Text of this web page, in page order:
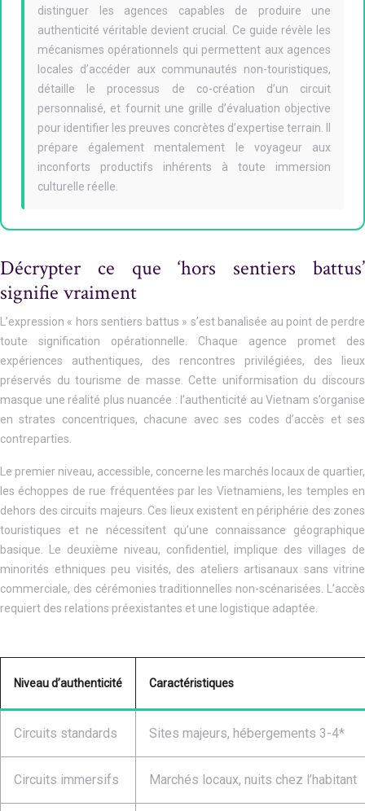
distinguer les agences capables de produire une
authenticité véritable devient crucial. Ce guide révèle les
mécanismes opérationnels qui permettent aux agences
locales d’accéder aux communautés non-touristiques,
détaille le processus de co-création d’un circuit
personnalisé, et fournit une grille d’évaluation objective
pour identifier les preuves concrètes d’expertise terrain. Il
prépare également mentalement le voyageur aux
inconforts productifs inhérents à toute immersion
culturelle réelle.
Décrypter ce que ‘hors sentiers battus’
signifie vraiment
L’expression « hors sentiers battus » s’est banalisée au point de perdre
toute signification opérationnelle. Chaque agence promet des
expériences authentiques, des rencontres privilégiées, des lieux
préservés du tourisme de masse. Cette uniformisation du discours
masque une réalité plus nuancée : l’authenticité au Vietnam s’organise
en strates concentriques, chacune avec ses codes d’accès et ses
contreparties.
Le premier niveau, accessible, concerne les marchés locaux de quartier,
les échoppes de rue fréquentées par les Vietnamiens, les temples en
dehors des circuits majeurs. Ces lieux existent en périphérie des zones
touristiques et ne nécessitent qu’une connaissance géographique
basique. Le deuxième niveau, confidentiel, implique des villages de
minorités ethniques peu visités, des ateliers artisanaux sans vitrine
commerciale, des cérémonies traditionnelles non-scénarisées. L’accès
requiert des relations préexistantes et une logistique adaptée.
Niveau d’authenticité Caractéristiques
Circuits standards Sites majeurs, hébergements 3-4*
Circuits immersifs Marchés locaux, nuits chez l’habitant